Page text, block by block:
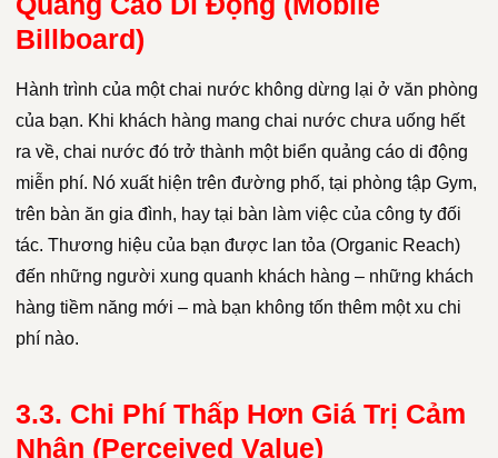
Billboard)
Hành trình của một chai nước không dừng lại ở văn phòng
của bạn. Khi khách hàng mang chai nước chưa uống hết
ra về, chai nước đó trở thành một biển quảng cáo di động
miễn phí. Nó xuất hiện trên đường phố, tại phòng tập Gym,
trên bàn ăn gia đình, hay tại bàn làm việc của công ty đối
tác. Thương hiệu của bạn được lan tỏa (Organic Reach)
đến những người xung quanh khách hàng – những khách
hàng tiềm năng mới – mà bạn không tốn thêm một xu chi
phí nào.
3.3. Chi Phí Thấp Hơn Giá Trị Cảm
Nhận (Perceived Value)